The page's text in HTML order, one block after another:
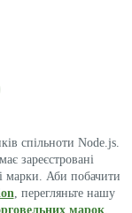
спільноти Node.js.
зареєстровані
марки. Аби побачити
, перегляньте нашу
марок.